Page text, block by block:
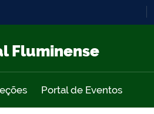
Fluminense
Portal de Eventos